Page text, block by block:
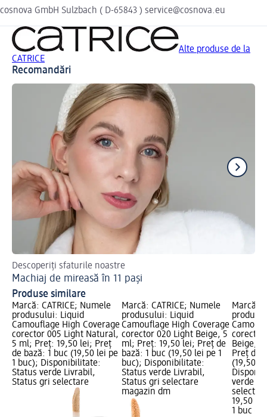
cosnova GmbH Sulzbach ( D-65843 ) service@cosnova.eu
Alte produse de la
CATRICE
Recomandări
Descoperiți sfaturile noastre
Machiaj de mireasă în 11 pași
Produse similare
Marcă: CATRICE; Numele
produsului: Liquid
Camouflage High Coverage
corector 005 Light Natural,
5 ml; Preț: 19,50 lei; Preț
de bază: 1 buc (19,50 lei pe
1 buc); Disponibilitate:
Status verde Livrabil,
Status gri selectare
Marcă: CATRICE; Numele
produsului: Liquid
Camouflage High Coverage
corector 020 Light Beige, 5
ml; Preț: 19,50 lei; Preț de
bază: 1 buc (19,50 lei pe 1
buc); Disponibilitate:
Status verde Livrabil,
Status gri selectare
magazin dm
Marcă:
corector
Beige,
Preț de
(19,50
verde
19,50 lei
1 buc